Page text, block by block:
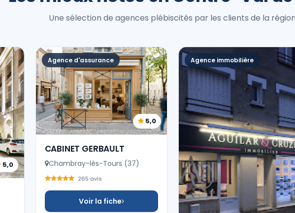
Une sélection de agences plébiscités par les clients de la
5,0
Agence d'assurance
5,0
CABINET GERBAULT
Chambray-lès-Tours (37)
265 avis
Voir la fiche
Agence immobilière